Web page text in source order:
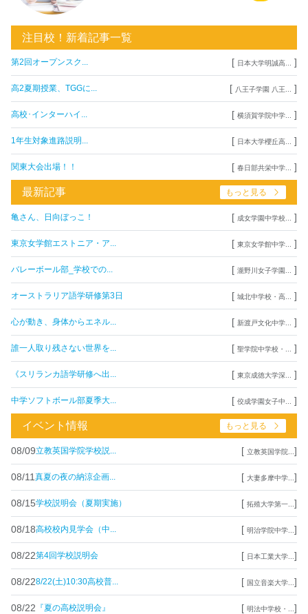
注目校！新着記事一覧
第2回オープンスク... [ 日本大学明誠高... ]
高2夏期授業、TGGに... [ 八王子学園 八王... ]
高校･インターハイ... [ 横須賀学院中学... ]
1年生対象進路説明... [ 日本大学櫻丘高... ]
関東大会出場！！ [ 春日部共栄中学... ]
最新記事 もっと見る
亀さん、日向ぼっこ！ [ 成女学園中学校... ]
東京女学館エストニア・ア... [ 東京女学館中学... ]
バレーボール部_学校での... [ 瀧野川女子学園... ]
オーストラリア語学研修第3日 [ 城北中学校・高... ]
心が動き、身体からエネル... [ 新渡戸文化中学... ]
誰一人取り残さない世界を... [ 聖学院中学校・... ]
《スリランカ語学研修へ出... [ 東京成徳大学深... ]
中学ソフトボール部夏季大... [ 佼成学園女子中... ]
イベント情報 もっと見る
08/09立教英国学院学校説... [ 立教英国学院... ]
08/11 真夏の夜の納涼企画... [ 大妻多摩中学... ]
08/15学校説明会（夏期実施） [ 拓殖大学第一... ]
08/18高校校内見学会（中... [ 明治学院中学... ]
08/22第4回学校説明会 [ 日本工業大学... ]
08/228/22(土)10:30高校普... [ 国立音楽大学... ]
08/22 『夏の高校説明会』 [ 明法中学校・... ]